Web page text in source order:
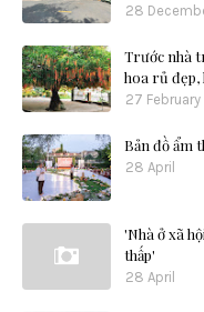
28
Trước nhà
hoa rủ đẹp,
27 February
Bản đồ ẩm
28 April
'Nhà ở xã
thấp'
28 April